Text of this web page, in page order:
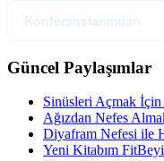
Güncel Paylaşımlar
Sinüsleri Açmak
Ağızdan Nefes
Diyafram Nefesi ile
Yeni Kitabım